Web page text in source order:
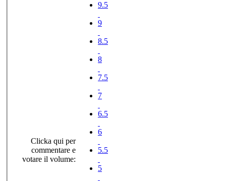
Clicka qui per
commentare e
votare il volume:
9.5
9
8.5
8
7.5
7
6.5
6
5.5
5